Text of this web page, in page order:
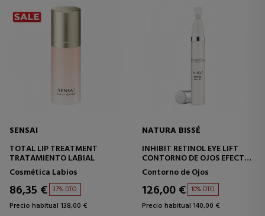
SENSAI
TOTAL LIP TREATMENT
TRATAMIENTO LABIAL
Cosmética Labios
86,35 € 37% DTO.
Precio habitual 138,00 €
NATURA BISSÉ
INHIBIT RETINOL EYE LIFT
CONTORNO DE OJOS EFECTO
LIFTING
Contorno de Ojos
126,00 € 10% DTO.
Precio habitual 140,00 €